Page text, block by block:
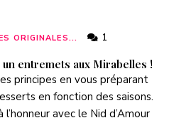
ORIGINALES... 1
entremets aux Mirabelles !
principes en vous préparant
en fonction des saisons.
avec le Nid d’Amour